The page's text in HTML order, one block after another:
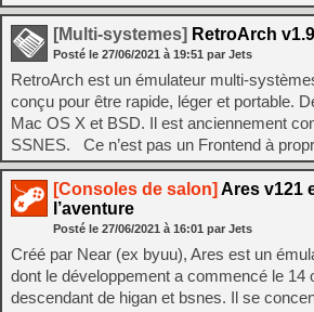
[Multi-systemes] RetroArch
Posté le 27/06/2021 à 19:51 par Jets
RetroArch est un émulateur multi-
conçu pour être rapide, léger et portable.
Mac OS X et BSD. Il est anciennement
SSNES. Ce n’est pas un Frontend à
[Consoles de salon] Ares v121
l’aventure
Posté le 27/06/2021 à 16:01 par Jets
Créé par Near (ex byuu), Ares est un
dont le développement a commencé le 14
descendant de higan et bsnes. Il se